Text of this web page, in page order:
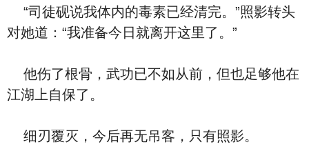
“司徒砚说我体内的毒素已经清完。”照影转头
对她道：“我准备今日就离开这里了。”
他伤了根骨，武功已不如从前，但也足够他在
江湖上自保了。
细刃覆灭，今后再无吊客，只有照影。